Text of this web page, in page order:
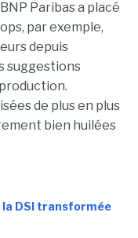
Paribas a placé
par exemple,
depuis
suggestions
de plus en plus
bien huilées
la DSI transformée